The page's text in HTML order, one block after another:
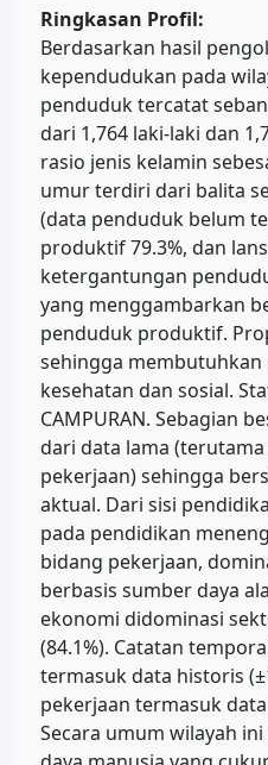
Ringkasan Profil:
Berdasarkan hasil
kependudukan pada
penduduk tercatat
dari 1,764 laki-laki dan
rasio jenis kelamin
umur terdiri dari balita
(data penduduk belum
produktif 79.3%, dan
ketergantungan
yang menggambarkan
penduduk produktif.
sehingga membutuhkan
kesehatan dan sosial.
CAMPURAN. Sebagian
dari data lama
pekerjaan) sehingga
aktual. Dari sisi
pada pendidikan
bidang pekerjaan,
berbasis sumber daya
ekonomi didominasi
(84.1%). Catatan
termasuk data historis
pekerjaan termasuk
Secara umum wilayah